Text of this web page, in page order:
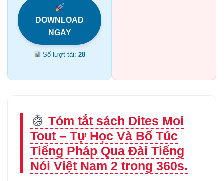
DOWNLOAD
NGAY
Số lượt tải:28
Tóm tắt sách Dites Moi
Tout – Tự Học Và Bổ Túc
Tiếng Pháp Qua Đài Tiếng
Nói Việt Nam 2 trong 360s.